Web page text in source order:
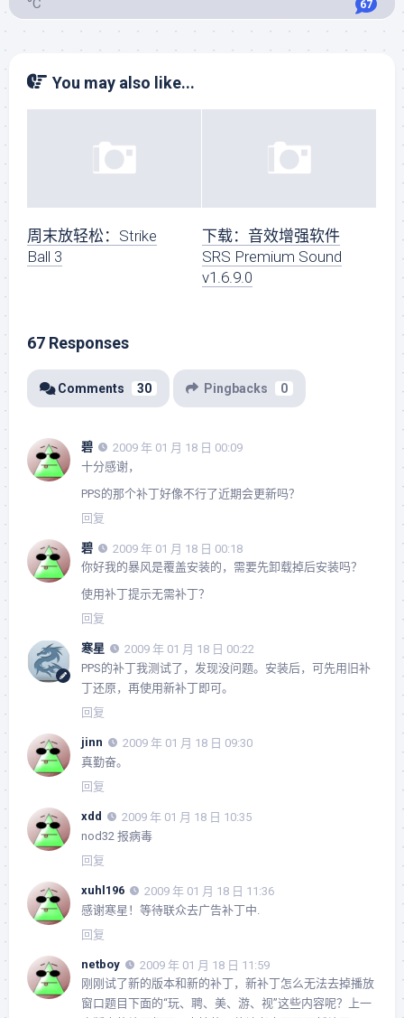
°C 67
You may also like...
周末放轻松：Strike
Ball 3
下载：音效增强软件
SRS Premium Sound
v1.6.9.0
67 Responses
Comments 30 Pingbacks 0
碧
2009 年 01 月 18 日 00:09
十分感谢，
PPS的那个补丁好像不行了近期会更新吗？
回复
碧
2009 年 01 月 18 日 00:18
你好我的暴风是覆盖安装的，需要先卸载掉后安装吗？
使用补丁提示无需补丁？
回复
寒星
2009 年 01 月 18 日 00:22
PPS的补丁我测试了，发现没问题。安装后，可先用旧补
丁还原，再使用新补丁即可。
回复
jinn
2009 年 01 月 18 日 09:30
真勤奋。
回复
xdd
2009 年 01 月 18 日 10:35
nod32 报病毒
回复
xuhl196
2009 年 01 月 18 日 11:36
感谢寒星！等待联众去广告补丁中.
回复
netboy
2009 年 01 月 18 日 11:59
刚刚试了新的版本和新的补丁，新补丁怎么无法去掉播放
窗口题目下面的“玩、聘、美、游、视”这些内容呢？上一